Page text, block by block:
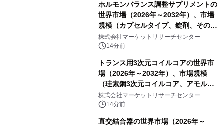
ホルモンバランス調整サプリメントの
世界市場（2026年～2032年）、市場
規模（カプセルタイプ、錠剤、その
他）・分析レポートを発表
株式会社マーケットリサーチセンター
14分前
トランス用3次元コイルコアの世界市
場（2026年～2032年）、市場規模
（珪素鋼3次元コイルコア、アモルフ
ァス合金3次元コイルコア）・分析レ
ポートを発表
株式会社マーケットリサーチセンター
14分前
直交結合器の世界市場（2026年～